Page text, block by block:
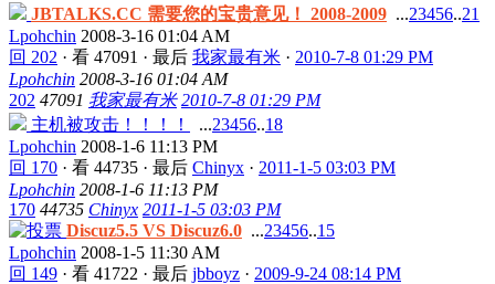
JBTALKS.CC 需要您的宝贵意见！ 2008-2009 ...23456..21
Lpohchin 2008-3-16 01:04 AM
回 202 · 看 47091 · 最后 我家最有米 · 2010-7-8 01:29 PM
Lpohchin 2008-3-16 01:04 AM
202 47091 我家最有米 2010-7-8 01:29 PM
主机被攻击！！！！
...23456..18
Lpohchin 2008-1-6 11:13 PM
回 170 · 看 44735 · 最后 Chinyx · 2011-1-5 03:03 PM
Lpohchin 2008-1-6 11:13 PM
170 44735 Chinyx 2011-1-5 03:03 PM
Discuz5.5 VS Discuz6.0 ...23456..15
Lpohchin 2008-1-5 11:30 AM
回 149 · 看 41722 · 最后 jbboyz · 2009-9-24 08:14 PM